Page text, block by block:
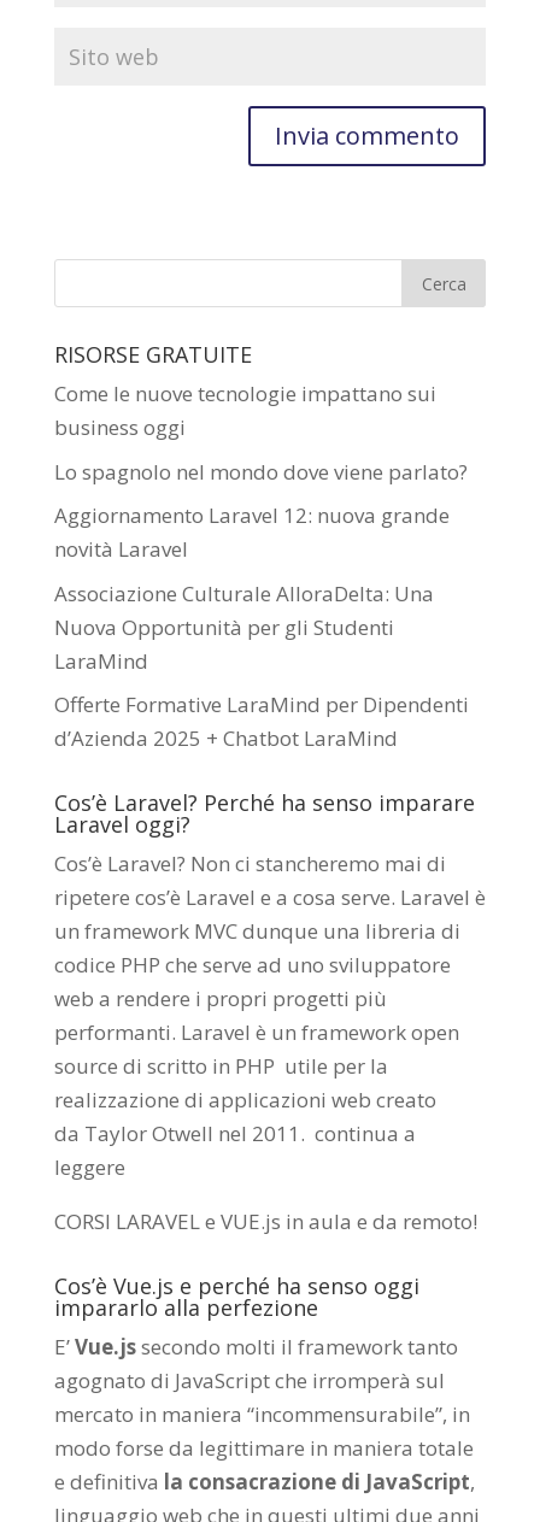
RISORSE GRATUITE
Come le nuove tecnologie impattano sui
business oggi
Lo spagnolo nel mondo dove viene parlato?
Aggiornamento Laravel 12: nuova grande
novità Laravel
Associazione Culturale AlloraDelta: Una
Nuova Opportunità per gli Studenti
LaraMind
Offerte Formative LaraMind per Dipendenti
d’Azienda 2025 + Chatbot LaraMind
Cos’è Laravel? Perché ha senso imparare
Laravel oggi?
Cos’è Laravel? Non ci stancheremo mai di
ripetere cos’è Laravel e a cosa serve. Laravel è
un framework MVC dunque una libreria di
codice PHP che serve ad uno sviluppatore
web a rendere i propri progetti più
performanti. Laravel è un framework open
source di scritto in PHP utile per la
realizzazione di applicazioni web creato
da Taylor Otwell nel 2011. continua a
leggere
CORSI LARAVEL e VUE.js in aula e da remoto!
Cos’è Vue.js e perché ha senso oggi
impararlo alla perfezione
E’Vue.jssecondo molti il framework tanto
agognato di JavaScript che irromperà sul
mercato in maniera “incommensurabile”, in
modo forse da legittimare in maniera totale
e definitiva la consacrazione di JavaScript,
linguaggio web che in questi ultimi due anni